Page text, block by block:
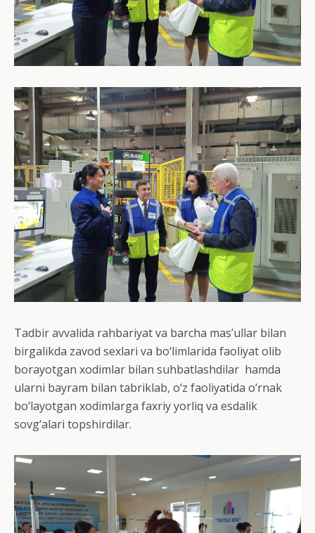
Tadbir avvalida rahbariyat va barcha mas’ullar bilan
birgalikda zavod sexlari va bo‘limlarida faoliyat olib
borayotgan xodimlar bilan suhbatlashdilar hamda
ularni bayram bilan tabriklab, o‘z faoliyatida o‘rnak
bo‘layotgan xodimlarga faxriy yorliq va esdalik
sovg‘alari topshirdilar.